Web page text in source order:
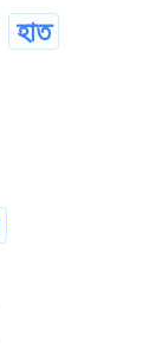
হাত